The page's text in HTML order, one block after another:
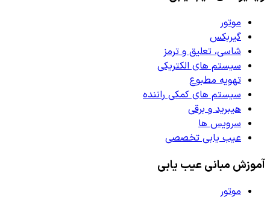
موتور
گیربکس
شاسی، تعلیق و ترمز
سیستم های الکتریکی
تهویه مطبوع
سیستم های کمکی راننده
هیبرید و برقی
سرویس ها
عیب یابی تخصصی
آموزش مبانی عیب یابی
موتور